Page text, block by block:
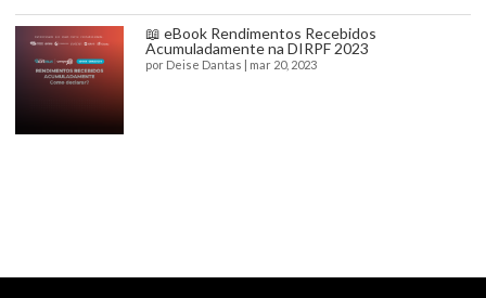
📖 eBook Rendimentos Recebidos
Acumuladamente na DIRPF 2023
por Deise Dantas | mar 20, 2023